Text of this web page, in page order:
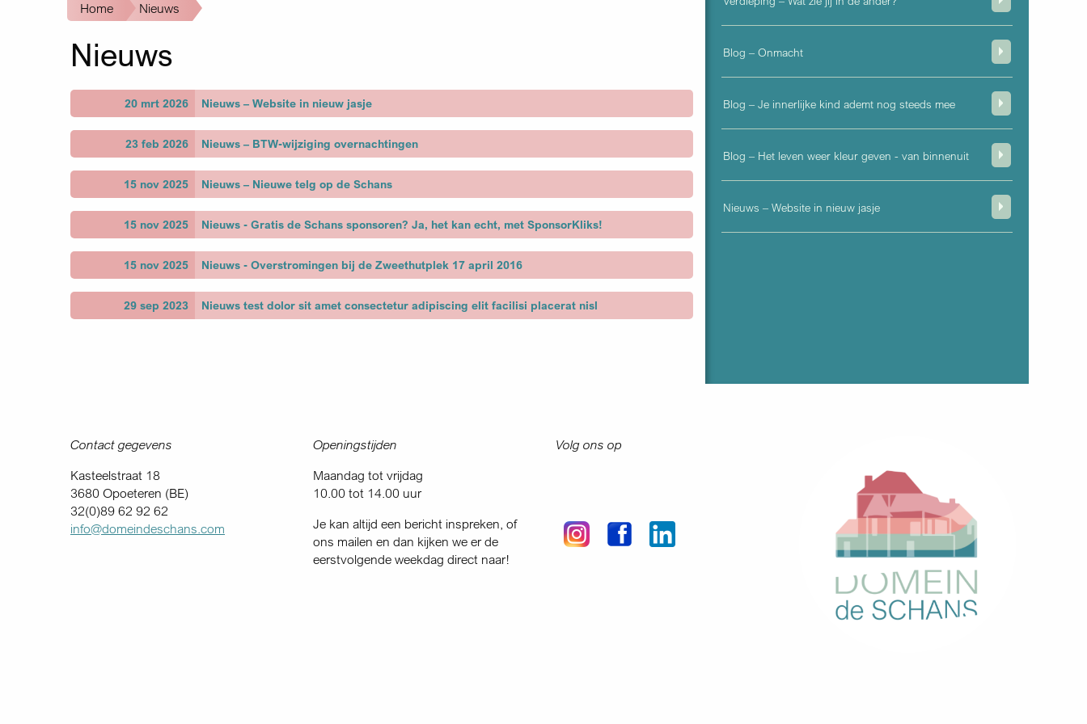
Kruimelpad
Home Nieuws
Nieuws
20 mrt 2026 Nieuws – Website in nieuw jasje
23 feb 2026 Nieuws – BTW-wijziging overnachtingen
15 nov 2025 Nieuws – Nieuwe telg op de Schans
15 nov 2025 Nieuws - Gratis de Schans sponsoren? Ja, het kan echt, met SponsorKliks!
15 nov 2025 Nieuws - Overstromingen bij de Zweethutplek 17 april 2016
29 sep 2023 Nieuws test dolor sit amet consectetur adipiscing elit facilisi placerat nisl
Blog – Onmacht
Blog – Je innerlijke kind ademt nog steeds mee
Blog – Het leven weer kleur geven - van binnenuit
Nieuws – Website in nieuw jasje
Contact gegevens
Kasteelstraat 18
3680 Opoeteren (BE)
32(0)89 62 92 62
info@domeindeschans.com
Openingstijden
Maandag tot vrijdag
10.00 tot 14.00 uur
Je kan altijd een bericht inspreken, of
ons mailen en dan kijken we er de
eerstvolgende weekdag direct naar!
Volg ons op